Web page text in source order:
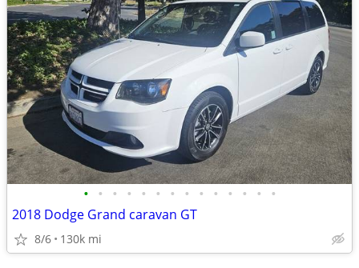
• • • • • • • • • • • • • •
2018 Dodge Grand caravan GT
8/6 130k mi